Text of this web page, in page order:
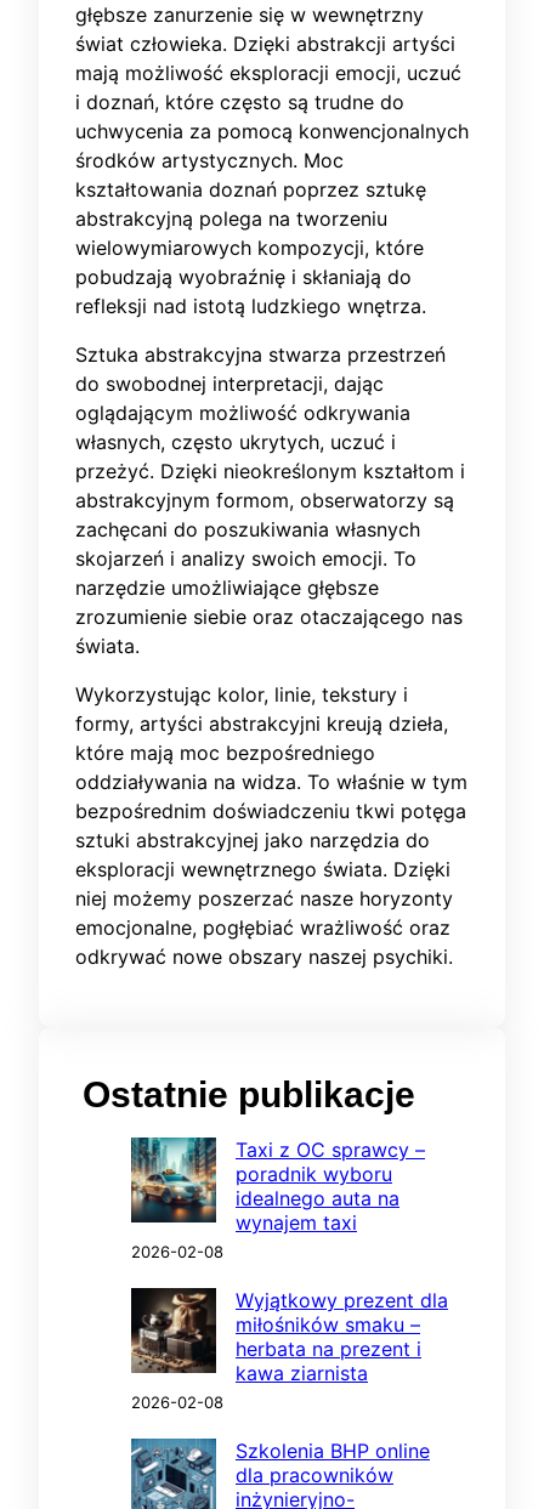
głębsze zanurzenie się w wewnętrzny
świat człowieka. Dzięki abstrakcji artyści
mają możliwość eksploracji emocji, uczuć
i doznań, które często są trudne do
uchwycenia za pomocą konwencjonalnych
środków artystycznych. Moc
kształtowania doznań poprzez sztukę
abstrakcyjną polega na tworzeniu
wielowymiarowych kompozycji, które
pobudzają wyobraźnię i skłaniają do
refleksji nad istotą ludzkiego wnętrza.
Sztuka abstrakcyjna stwarza przestrzeń
do swobodnej interpretacji, dając
oglądającym możliwość odkrywania
własnych, często ukrytych, uczuć i
przeżyć. Dzięki nieokreślonym kształtom i
abstrakcyjnym formom, obserwatorzy są
zachęcani do poszukiwania własnych
skojarzeń i analizy swoich emocji. To
narzędzie umożliwiające głębsze
zrozumienie siebie oraz otaczającego nas
świata.
Wykorzystując kolor, linie, tekstury i
formy, artyści abstrakcyjni kreują dzieła,
które mają moc bezpośredniego
oddziaływania na widza. To właśnie w tym
bezpośrednim doświadczeniu tkwi potęga
sztuki abstrakcyjnej jako narzędzia do
eksploracji wewnętrznego świata. Dzięki
niej możemy poszerzać nasze horyzonty
emocjonalne, pogłębiać wrażliwość oraz
odkrywać nowe obszary naszej psychiki.
Ostatnie publikacje
Taxi z OC sprawcy –
poradnik wyboru
idealnego auta na
wynajem taxi
2026-02-08
Wyjątkowy prezent dla
miłośników smaku –
herbata na prezent i
kawa ziarnista
2026-02-08
Szkolenia BHP online
dla pracowników
inżynieryjno-